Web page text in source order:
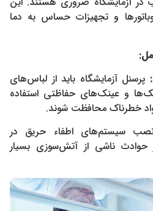
و تجهیزات حساس به دما
: پرسنل آزمایشگاه باید از لباس‌های
و عینک‌های حفاظتی استفاده
خطرناک محافظت شوند.
سیستم‌های اطفاء حریق در
حوادث ناشی از آتش‌سوزی بسیار